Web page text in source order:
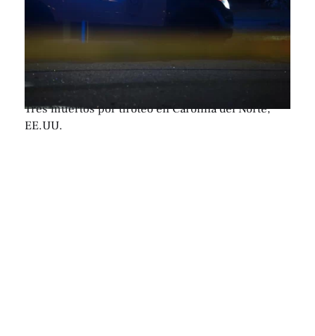
Tres muertos por tiroteo en Carolina del Norte,
EE.UU.